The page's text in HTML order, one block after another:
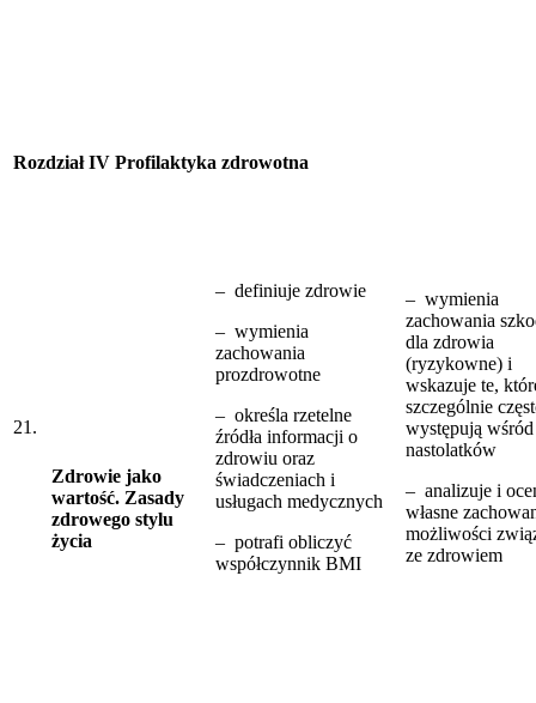
Rozdział IV Profilaktyka zdrowotna
21.
Zdrowie jako
wartość. Zasady
zdrowego stylu
życia
– definiuje zdrowie
– wymienia
zachowania
prozdrowotne
– określa rzetelne
źródła informacji o
zdrowiu oraz
świadczeniach i
usługach medycznych
– potrafi obliczyć
współczynnik BMI
– wymienia
zachowania
dla zdrowia
(ryzykowne) i
wskazuje te,
szczególnie
występują wśród
nastolatków
– analizuje i
własne
możliwości
ze zdrowiem